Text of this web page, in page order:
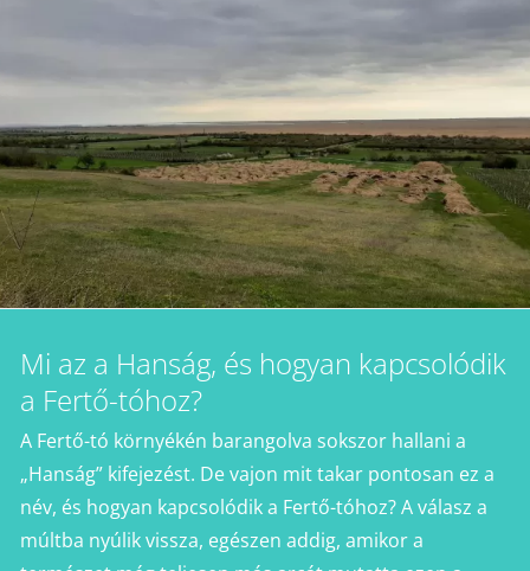
Mi az a Hanság, és hogyan kapcsolódik
a Fertő-tóhoz?
A Fertő-tó környékén barangolva sokszor hallani a
„Hanság” kifejezést. De vajon mit takar pontosan ez a
név, és hogyan kapcsolódik a Fertő-tóhoz? A válasz a
múltba nyúlik vissza, egészen addig, amikor a